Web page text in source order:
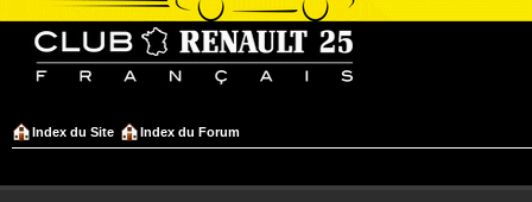
Index du Site Index du Forum